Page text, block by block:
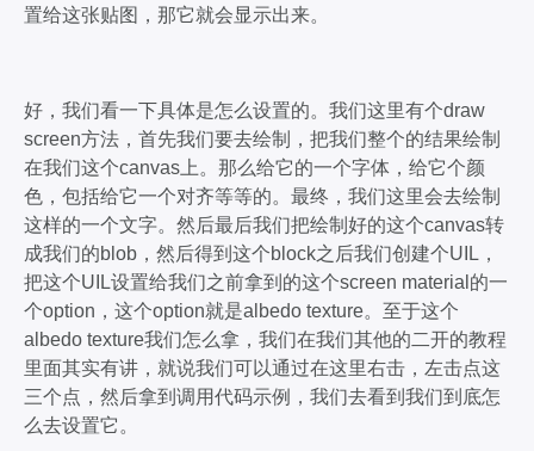
置给这张贴图，那它就会显示出来。
好，我们看一下具体是怎么设置的。我们这里有个draw
screen方法，首先我们要去绘制，把我们整个的结果绘制
在我们这个canvas上。那么给它的一个字体，给它个颜
色，包括给它一个对齐等等的。最终，我们这里会去绘制
这样的一个文字。然后最后我们把绘制好的这个canvas转
成我们的blob，然后得到这个block之后我们创建个UIL，
把这个UIL设置给我们之前拿到的这个screen material的一
个option，这个option就是albedo texture。至于这个
albedo texture我们怎么拿，我们在我们其他的二开的教程
里面其实有讲，就说我们可以通过在这里右击，左击点这
三个点，然后拿到调用代码示例，我们去看到我们到底怎
么去设置它。